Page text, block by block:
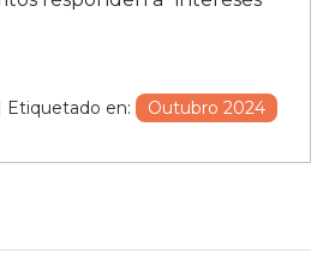
| Etiquetado en: Outubro 2024